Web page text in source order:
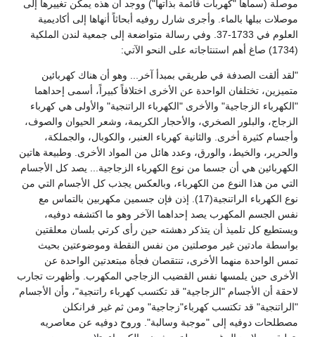
موصلة (سماها "كهربات قائمة بذاتها") ووجد أن هذه يمكن تغييرها إلى
موصلات ببلها بالماء. وأجرى شارل روفيه أبحاثاً أنهاها إلى أكاديمية
العلوم في 1733-37. وفي رسالة متواضعة إلى جمعية لندن الملكية
(1734) صاغ أهم استنتاجاته على النحو الآتي:
"لقد ألقت الصدفة في طريقي بمبدأ آخر... وهو أن هناك كهربائين
متميزين، تختلفان الواحدة عن الأخرى اختلافاً كبيراً، أسمى إحداهما
"الكهرباء الزجاجية" والأخرى "الكهرباء الراتنجية" والأولى هي كهرباء
الزجاج، والبلور الصخري، والأحجار الكريمة، وشعر الحيوان والصوف،
وأجسام كثيرة أخرى. والثانية كهرباء العنبر، والكوبال، والجملكة،
والحرير، والخيط، والورق، وعدد هائل من المواد الأخرى. وطبيعة هاتين
الكهربائين هي أن جسما من نوع الكهرباء الزجاجية... يصد كل الأجسام
التي من هذا النوع من الكهرباء، وبالعكس يجذب كل الأجسام التي من
نوع الكهرباء الراتنجية(17). إذن فإن جسمين مكهربين بالتماس مع
نفس الجسم المكهرب يصد إحداهما الآخر وهو ما اكتشفه دوفيه،
ويستطيع كل تلميذ أن يتذكر دهشته حين رأى كرتي بلسان معلقتين
بواسطة مادتين غير موصلتين من نفس النقطة وموضوعتين بحيث
تمس الواحدة منهما الأخرى، تنتقصان فجأة مبتعدتين الواحدة عن
الأخرى حين يلمسها نفس القضيب الزجاجي المكهرب. وأظهرت تجارب
لاحقة أن الأجسام "الزجاجية" قد تكتسب كهرباء راتنجية"، وأن الأجسام
"الراتنجية" قد تكتسب كهرباء"زجاجية" ومن ثم غير فرانكلن
مصطلحات دوفيه إلى "موجبة وسالبة". وروح دوفيه عن معاصريه